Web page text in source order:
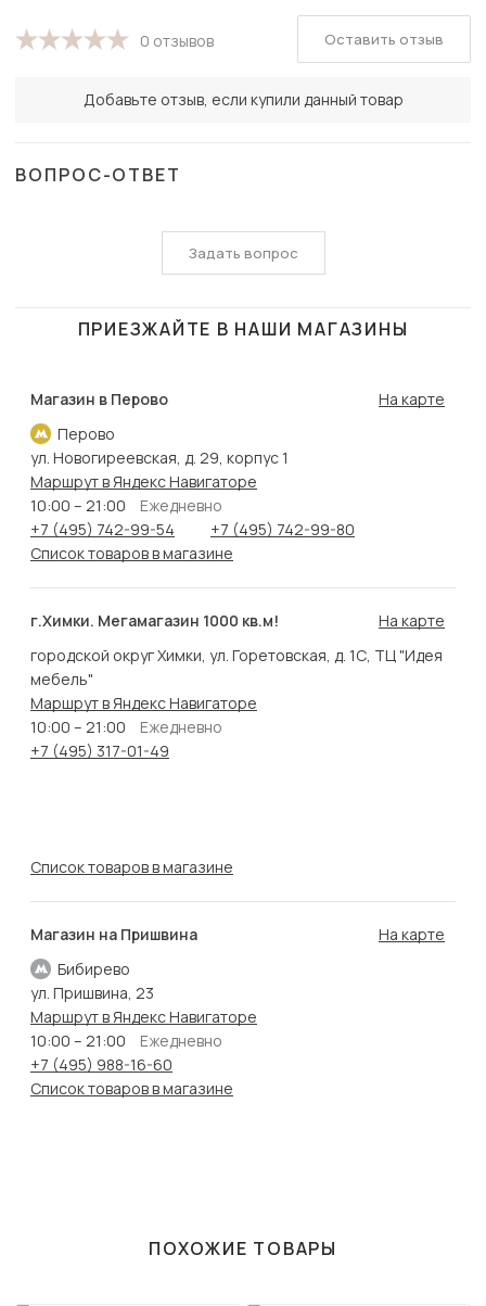
0 отзывов
Добавьте отзыв, если купили данный товар
Оставить отзыв
ВОПРОС-ОТВЕТ
Задать вопрос
ПРИЕЗЖАЙТЕ В НАШИ МАГАЗИНЫ
Магазин в Перово
Перово
На карте
ул. Новогиреевская, д. 29, корпус 1
Маршрут в Яндекс Навигаторе
10:00 – 21:00
Ежедневно
+7 (495) 742-99-54
+7 (495) 742-99-80
Список товаров в магазине
г.Химки. Мегамагазин 1000 кв.м!
На карте
городской округ Химки, ул. Горетовская, д. 1С, ТЦ "Идея
мебель"
Маршрут в Яндекс Навигаторе
10:00 – 21:00
Ежедневно
+7 (495) 317-01-49
Список товаров в магазине
Магазин на Пришвина
Бибирево
На карте
ул. Пришвина, 23
Маршрут в Яндекс Навигаторе
10:00 – 21:00
Ежедневно
+7 (495) 988-16-60
Список товаров в магазине
ПОХОЖИЕ ТОВАРЫ